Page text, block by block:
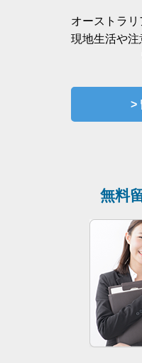
オーストラリ
現地生活や注
>
無料